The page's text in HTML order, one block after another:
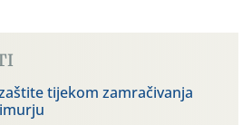
tijekom zamračivanja